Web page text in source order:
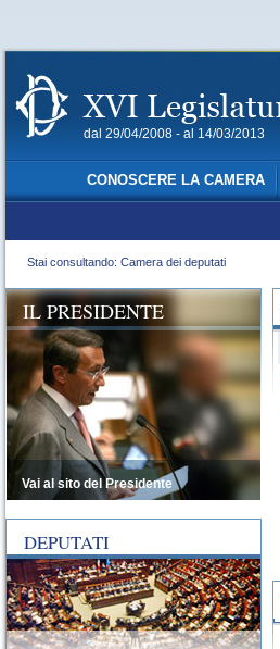
dal 29/04/2008 - al 14/03/2013
CONOSCERE LA CAMERA
Stai consultando: Camera dei deputati
IL PRESIDENTE
Vai al sito del Presidente
DEPUTATI